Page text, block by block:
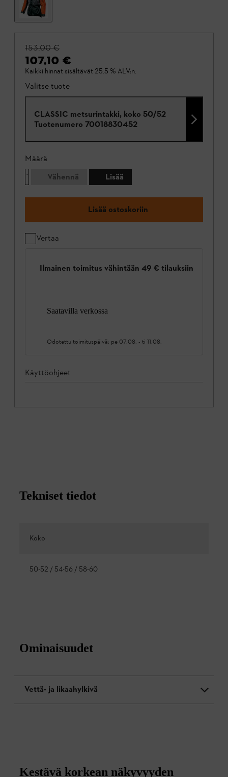
153,00 €
107,10 €
Kaikki hinnat sisältävät 25.5 % ALV:n.
Valitse tuote
CLASSIC metsurintakki, koko 50/52
Tuotenumero 70018830452
Määrä
Vähennä
Lisää
Lisää ostoskoriin
Vertaa
Ilmainen toimitus vähintään 49 € tilauksiin
Saatavilla verkossa
Odotettu toimituspäivä: pe 07.08. - ti 11.08.
Käyttöohjeet
Tekniset tiedot
Koko
50-52 / 54-56 / 58-60
Ominaisuudet
Vettä- ja likaahylkivä
Kestävä korkean näkyvyyden